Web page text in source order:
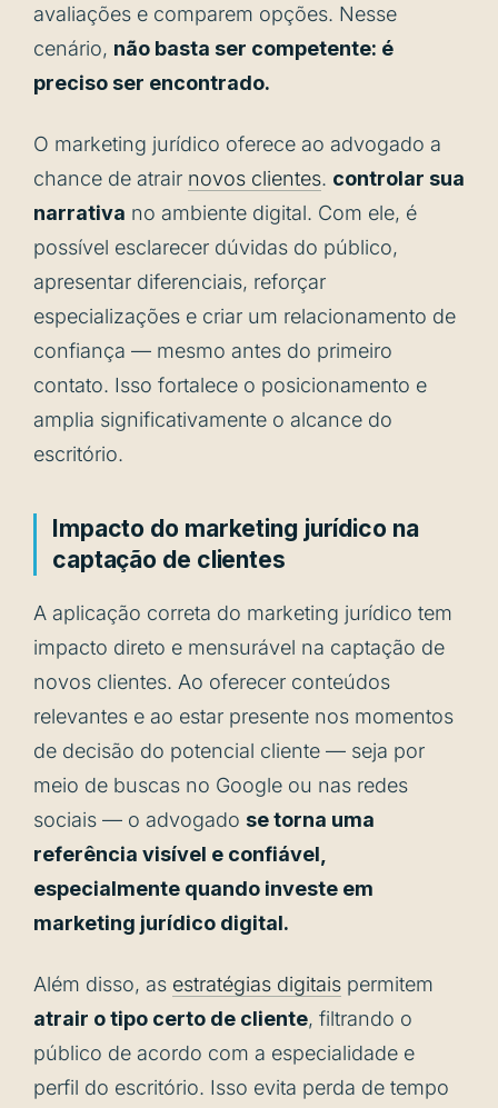
avaliações e comparem opções. Nesse
cenário, não basta ser competente: é
preciso ser encontrado.
O marketing jurídico oferece ao advogado a
chance de atrair novos clientes. controlar sua
narrativa no ambiente digital. Com ele, é
possível esclarecer dúvidas do público,
apresentar diferenciais, reforçar
especializações e criar um relacionamento de
confiança — mesmo antes do primeiro
contato. Isso fortalece o posicionamento e
amplia significativamente o alcance do
escritório.
Impacto do marketing jurídico na
captação de clientes
A aplicação correta do marketing jurídico tem
impacto direto e mensurável na captação de
novos clientes. Ao oferecer conteúdos
relevantes e ao estar presente nos momentos
de decisão do potencial cliente — seja por
meio de buscas no Google ou nas redes
sociais — o advogado se torna uma
referência visível e confiável,
especialmente quando investe em
marketing jurídico digital.
Além disso, as estratégias digitais permitem
atrair o tipo certo de cliente, filtrando o
público de acordo com a especialidade e
perfil do escritório. Isso evita perda de tempo